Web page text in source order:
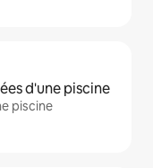
d'une piscine
piscine